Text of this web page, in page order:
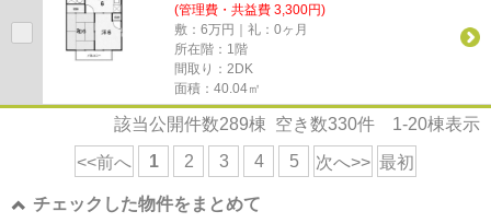
(管理費・共益費 3,300円)
敷：6万円｜礼：0ヶ月
所在階：1階
間取り：2DK
面積：40.04㎡
該当公開件数289棟 空き数330件 1-20棟表示
<<前へ 1 2 3 4 5 次へ>> 最初
チェックした物件をまとめて